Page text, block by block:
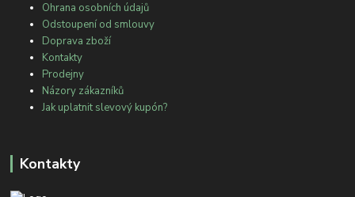
Ohrana osobních údajů
Odstoupení od smlouvy
Doprava zboží
Kontakty
Prodejny
Názory zákazníků
Jak uplatnit slevový kupón?
Kontakty